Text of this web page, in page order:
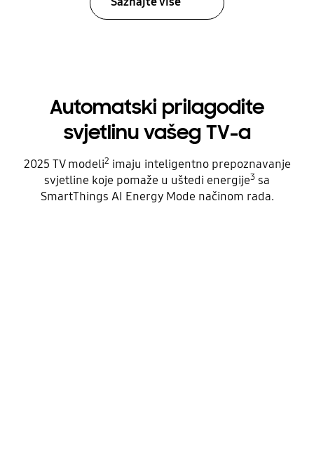
Automatski prilagodite
svjetlinu vašeg TV-a
2025 TV modeli2 imaju inteligentno prepoznavanje
svjetline koje pomaže u uštedi energije3 sa
SmartThings AI Energy Mode načinom rada.